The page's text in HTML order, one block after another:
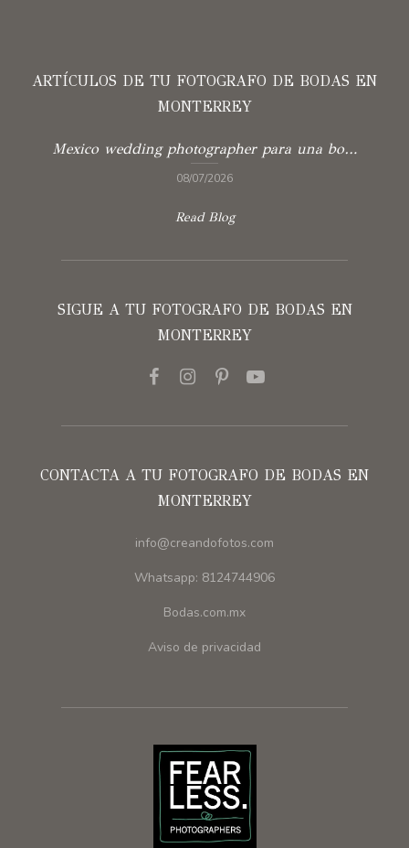
ARTÍCULOS DE TU FOTOGRAFO DE BODAS EN
MONTERREY
Mexico wedding photographer para una boda con verdad
08/07/2026
Read Blog
SIGUE A TU FOTOGRAFO DE BODAS EN
MONTERREY
CONTACTA A TU FOTOGRAFO DE BODAS EN
MONTERREY
info@creandofotos.com
Whatsapp: 8124744906
Bodas.com.mx
Aviso de privacidad